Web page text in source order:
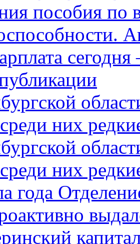
пособия по
них
них
года